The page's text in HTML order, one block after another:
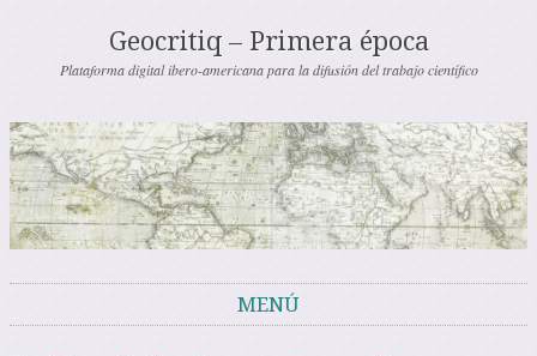
Geocritiq – Primera época
Plataforma digital ibero-americana para la difusión del trabajo científico
MENÚ